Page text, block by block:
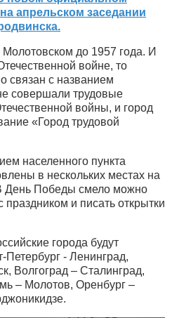
апрельском заседании
до 1957 года. И
войне, то
связан с названием
совершали трудовые
войны, и город
«Город трудовой
населенного пункта
в нескольких местах на
День Победы смело можно
праздником и писать открытки
города будут
Петербург - Ленинград,
Волгоград – Сталинград,
– Молотов, Оренбург –